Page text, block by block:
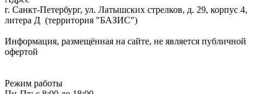
г. Санкт-Петербург, ул. Латышских стрелков, д. 29, корпус 4,
литера Д (территория "БАЗИС")
Информация, размещённая на сайте, не является публичной
офертой
Режим работы